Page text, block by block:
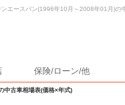
保険/ローン/他
中古車相場表(価格×年式)
ンエースバン(1996年10月～2008年01月)の